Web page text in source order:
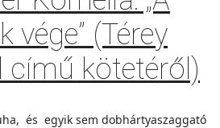
vége” (Térey
című kötetéről)
és egyik sem dobhártyaszaggató